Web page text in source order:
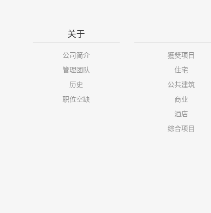
关于
公司简介
管理团队
历史
职位空缺
獲奬项目
住宅
公共建筑
商业
酒店
综合项目